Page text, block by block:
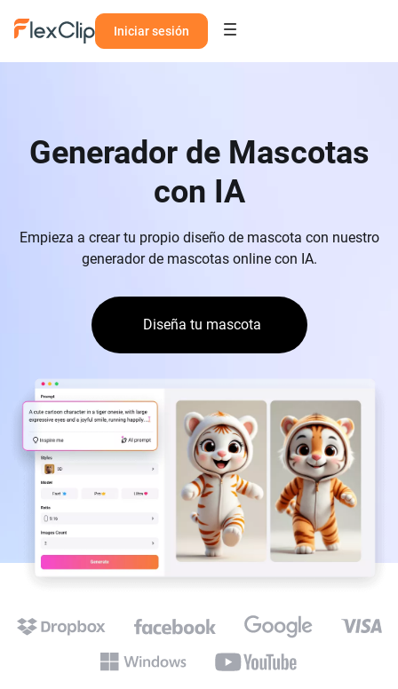
Iniciar sesión
Generador de Mascotas
con IA
Empieza a crear tu propio diseño de mascota con nuestro
generador de mascotas online con IA.
Diseña tu mascota